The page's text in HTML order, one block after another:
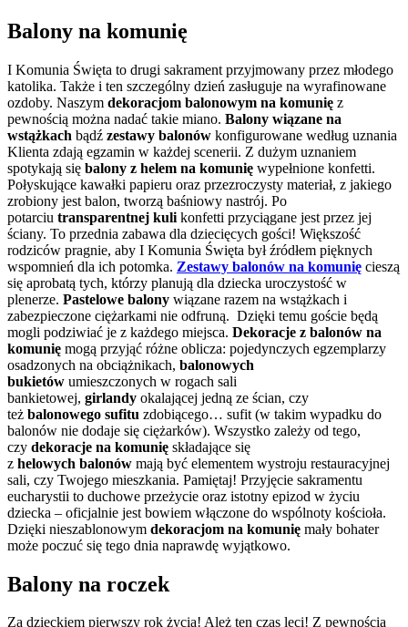
Balony na komunię
I Komunia Święta to drugi sakrament przyjmowany przez młodego
katolika. Także i ten szczególny dzień zasługuje na wyrafinowane
ozdoby. Naszym dekoracjom balonowym na komunię z
pewnością można nadać takie miano. Balony wiązane na
wstążkach bądź zestawy balonów konfigurowane według uznania
Klienta zdają egzamin w każdej scenerii. Z dużym uznaniem
spotykają się balony z helem na komunię wypełnione konfetti.
Połyskujące kawałki papieru oraz przezroczysty materiał, z jakiego
zrobiony jest balon, tworzą baśniowy nastrój. Po
potarciu transparentnej kuli konfetti przyciągane jest przez jej
ściany. To przednia zabawa dla dziecięcych gości! Większość
rodziców pragnie, aby I Komunia Święta był źródłem pięknych
wspomnień dla ich potomka. Zestawy balonów na komunię cieszą
się aprobatą tych, którzy planują dla dziecka uroczystość w
plenerze. Pastelowe balony wiązane razem na wstążkach i
zabezpieczone ciężarkami nie odfruną. Dzięki temu goście będą
mogli podziwiać je z każdego miejsca. Dekoracje z balonów na
komunię mogą przyjąć różne oblicza: pojedynczych egzemplarzy
osadzonych na obciążnikach, balonowych
bukietów umieszczonych w rogach sali
bankietowej, girlandy okalającej jedną ze ścian, czy
też balonowego sufitu zdobiącego… sufit (w takim wypadku do
balonów nie dodaje się ciężarków). Wszystko zależy od tego,
czy dekoracje na komunię składające się
z helowych balonów mają być elementem wystroju restauracyjnej
sali, czy Twojego mieszkania. Pamiętaj! Przyjęcie sakramentu
eucharystii to duchowe przeżycie oraz istotny epizod w życiu
dziecka – oficjalnie jest bowiem włączone do wspólnoty kościoła.
Dzięki nieszablonowym dekoracjom na komunię mały bohater
może poczuć się tego dnia naprawdę wyjątkowo.
Balony na roczek
Za dzieckiem pierwszy rok życia! Ależ ten czas leci! Z pewnością